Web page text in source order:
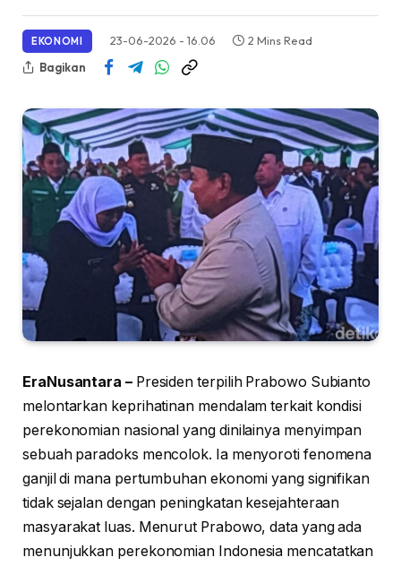
EKONOMI 23-06-2026 - 16.06
2 Mins Read
Bagikan
EraNusantara –Presiden terpilih Prabowo Subianto
melontarkan keprihatinan mendalam terkait kondisi
perekonomian nasional yang dinilainya menyimpan
sebuah paradoks mencolok. Ia menyoroti fenomena
ganjil di mana pertumbuhan ekonomi yang signifikan
tidak sejalan dengan peningkatan kesejahteraan
masyarakat luas. Menurut Prabowo, data yang ada
menunjukkan perekonomian Indonesia mencatatkan